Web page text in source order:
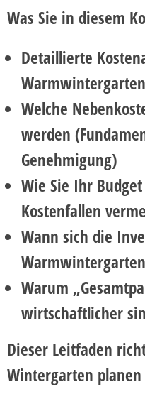
Was Sie in diesem
Detaillierte
Welche
werden
Genehmigung)
Wie Sie Ihr
Kostenfallen
Wann sich die
Warum
wirtschaftlicher
Dieser Leitfaden
Wintergarten